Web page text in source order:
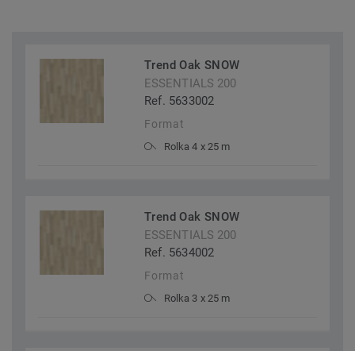
Trend Oak SNOW
ESSENTIALS 200
Ref. 5633002
Format
Rolka 4 x 25 m
Trend Oak SNOW
ESSENTIALS 200
Ref. 5634002
Format
Rolka 3 x 25 m